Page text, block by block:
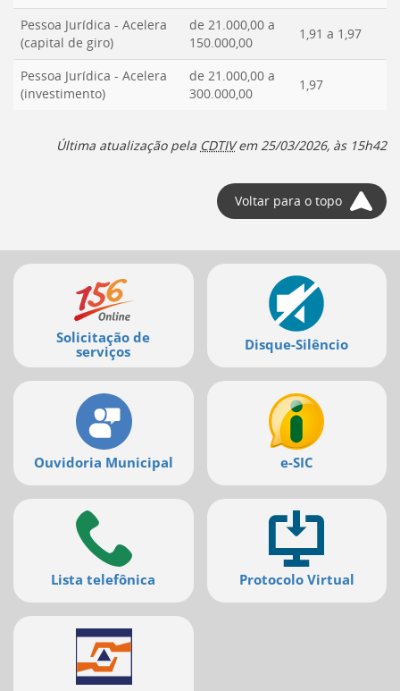
Pessoa Jurídica - Acelera
(capital de giro)
de 21.000,00 a
150.000,00
1,91 a 1,97
Pessoa Jurídica - Acelera
(investimento)
de 21.000,00 a
300.000,00
1,97
Última atualização pela CDTIVem 25/03/2026, às 15h42
Voltar para o topo
Mais
serviços
Solicitação de
serviços
Disque-Silêncio
Ouvidoria Municipal e-SIC
Lista telefônica Protocolo Virtual